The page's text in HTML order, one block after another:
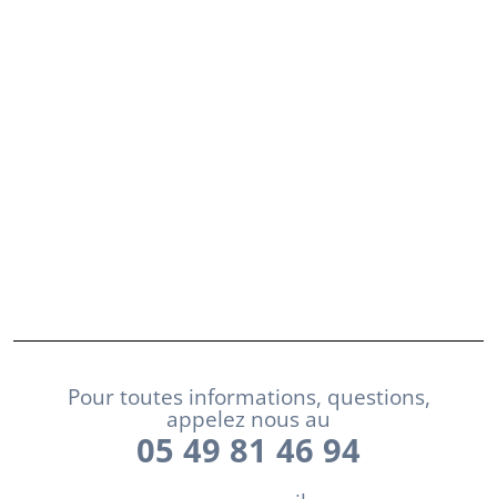
Pour toutes informations, questions,
appelez nous au
05 49 81 46 94